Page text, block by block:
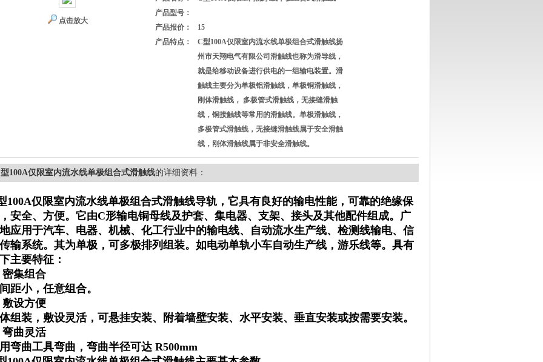
点击放大
产品型号：
产品报价：
15
产品特点：
C型100A仅限室内流水线单极组合式滑触线扬
州市天翔电气有限公司滑触线也称为滑导线，
就是给移动设备进行供电的一组输电装置。滑
触线主要分为单极铝滑触线，单极铜滑触线，
刚体滑触线， 多极管式滑触线，无接缝滑触
线，铜接触线等常用的滑触线。单极滑触线，
多极管式滑触线，无接缝滑触线属于安全滑触
线，刚体滑触线属于非安全滑触线。
100A仅限室内流水线单极组合式滑触线的详细资料：
100A仅限室内流水线单极组合式滑触线导轨，它具有良好的输电性能，可靠的绝缘保
安全、方便。它由C形输电铜母线及护套、集电器、支架、接头及其他配件组成。广
应用于汽车、电器、机械、化工行业中的输电线、自动流水生产线、检测线输电、信
输系统。其为单极，可多极排列组装。如电动单轨小车自动生产线，游乐线等。具有
主要特征：
集组合
距小，任意组合。
设方便
组装，敷设灵活，可悬挂安装、附着墙壁安装、水平安装、垂直安装或按需要安装。
曲灵活
弯曲工具弯曲，弯曲半径可达 R500mm